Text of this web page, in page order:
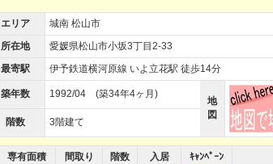
エリア
城南 松山市
所在地
愛媛県松山市小坂3丁目2-33
最寄駅
伊予鉄道横河原線 いよ立花駅 徒歩14分
築年数 1992/04 (築34年4ヶ月)
地
図
階数 3階建て
専有面積 間取り 階数 入居 ｷｬﾝﾍﾟｰﾝ